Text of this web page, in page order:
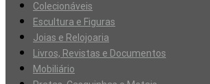
Colecionáveis
Escultura e Figuras
Joias e Relojoaria
Livros, Revistas e Documentos
Mobiliário